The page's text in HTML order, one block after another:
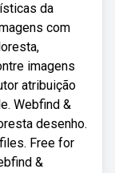
da
com
imagens
atribuição
Webfind &
desenho.
Free for
&